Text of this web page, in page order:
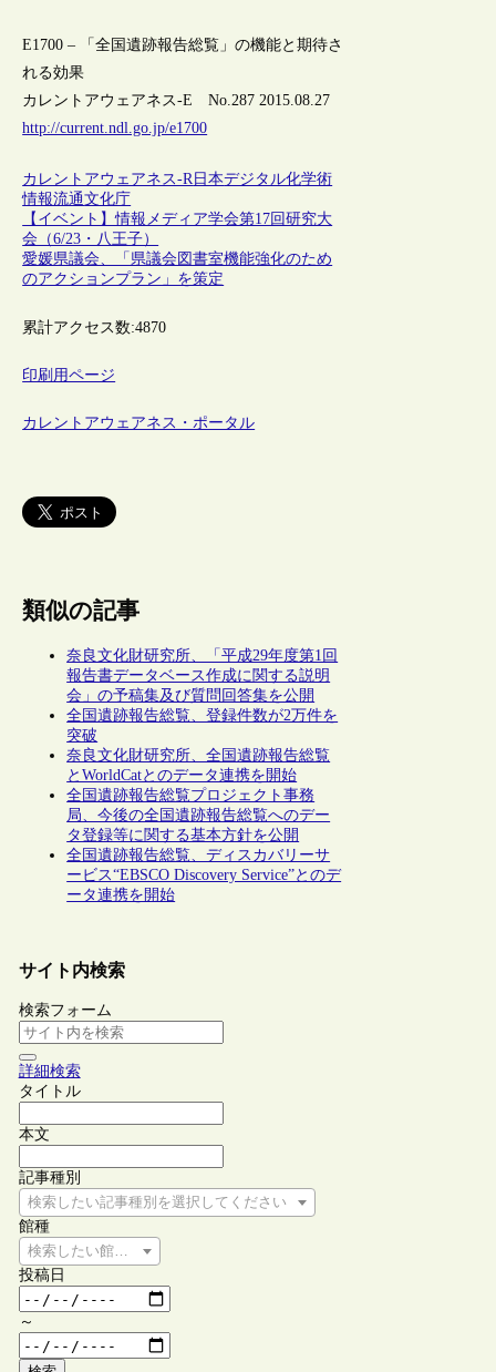
E1700 – 「全国遺跡報告総覧」の機能と期待さ
れる効果
カレントアウェアネス-E No.287 2015.08.27
http://current.ndl.go.jp/e1700
カレントアウェアネス-R日本デジタル化学術
情報流通文化庁
【イベント】情報メディア学会第17回研究大
会（6/23・八王子）
愛媛県議会、「県議会図書室機能強化のため
のアクションプラン」を策定
累計アクセス数:4870
印刷用ページ
カレントアウェアネス・ポータル
類似の記事
奈良文化財研究所、「平成29年度第1回
報告書データベース作成に関する説明
会」の予稿集及び質問回答集を公開
全国遺跡報告総覧、登録件数が2万件を
突破
奈良文化財研究所、全国遺跡報告総覧
とWorldCatとのデータ連携を開始
全国遺跡報告総覧プロジェクト事務
局、今後の全国遺跡報告総覧へのデー
タ登録等に関する基本方針を公開
全国遺跡報告総覧、ディスカバリーサ
ービス“EBSCO Discovery Service”とのデ
ータ連携を開始
サイト内検索
検索フォーム
詳細検索
タイトル
本文
記事種別
検索したい記事種別を選択してください
館種
検索したい館種を選択してください
投稿日
～